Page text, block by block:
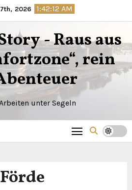
2026 1:42:13 AM
- Raus aus
rein
unter Segeln
Förde